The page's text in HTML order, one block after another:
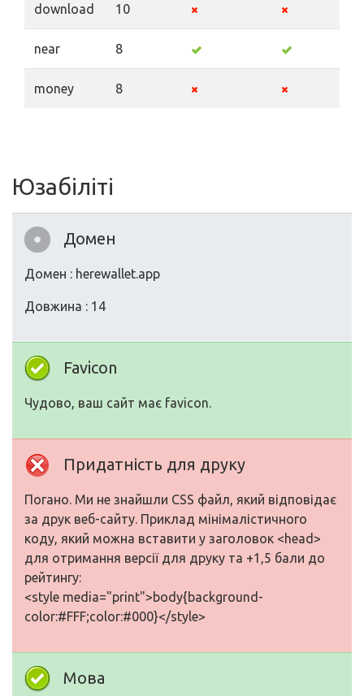
download 10
near 8
money 8
Юзабіліті
Домен
Домен : herewallet.app
Довжина : 14
Favicon
Чудово, ваш сайт має favicon.
Придатність для друку
Погано. Ми не знайшли CSS файл, який відповідає
за друк веб-сайту. Приклад мінімалістичного
коду, який можна вставити у заголовок <head>
для отримання версії для друку та +1,5 бали до
рейтингу:
<style media="print">body{background-
color:#FFF;color:#000}</style>
Мова